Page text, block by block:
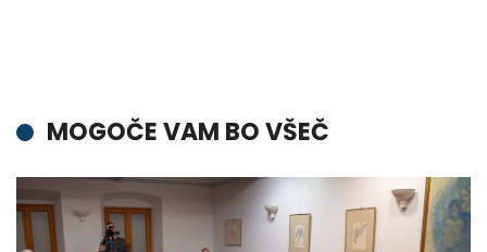
MOGOČE VAM BO VŠEČ